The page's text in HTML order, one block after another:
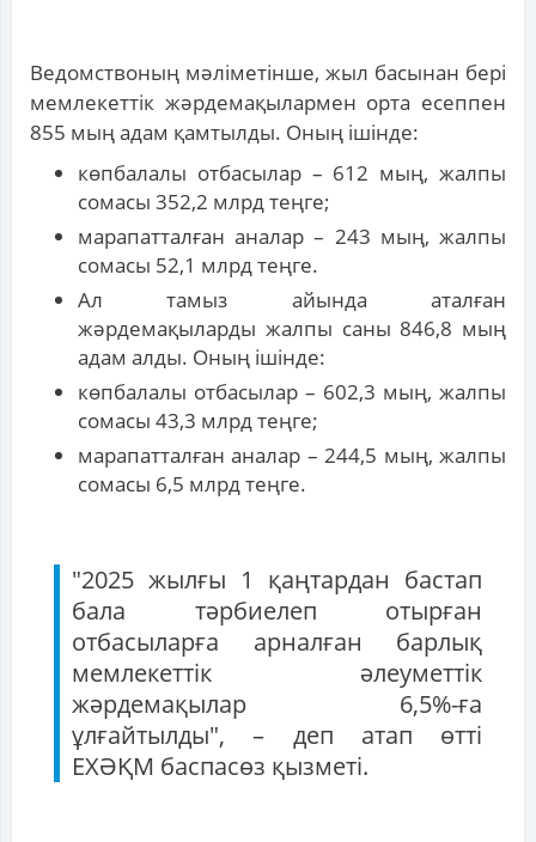
Ведомствоның мәліметінше, жыл басынан бері
мемлекеттік жәрдемақылармен орта есеппен
855 мың адам қамтылды. Оның ішінде:
көпбалалы отбасылар – 612 мың, жалпы
сомасы 352,2 млрд теңге;
марапатталған аналар – 243 мың, жалпы
сомасы 52,1 млрд теңге.
Ал тамыз айында аталған
жәрдемақыларды жалпы саны 846,8 мың
адам алды. Оның ішінде:
көпбалалы отбасылар – 602,3 мың, жалпы
сомасы 43,3 млрд теңге;
марапатталған аналар – 244,5 мың, жалпы
сомасы 6,5 млрд теңге.
"2025 жылғы 1 қаңтардан бастап
бала тәрбиелеп отырған
отбасыларға арналған барлық
мемлекеттік әлеуметтік
жәрдемақылар 6,5%-ға
ұлғайтылды", – деп атап өтті
ЕХӘҚМ баспасөз қызметі.